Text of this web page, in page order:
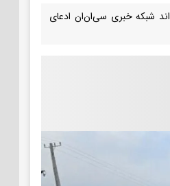
شبکه خبری سی‌ان‌ان ادعای